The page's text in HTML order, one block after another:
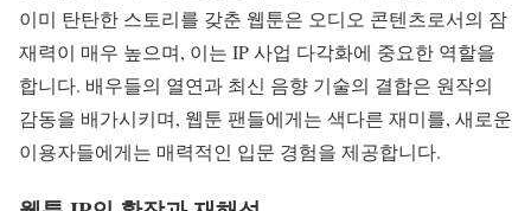
이미 탄탄한 스토리를 갖춘 웹툰은 오디오 콘텐츠로서의 잠
재력이 매우 높으며, 이는 IP 사업 다각화에 중요한 역할을
합니다. 배우들의 열연과 최신 음향 기술의 결합은 원작의
감동을 배가시키며, 웹툰 팬들에게는 색다른 재미를, 새로운
이용자들에게는 매력적인 입문 경험을 제공합니다.